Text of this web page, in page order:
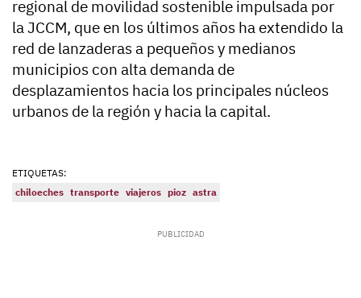
regional de movilidad sostenible impulsada por
la JCCM, que en los últimos años ha extendido la
red de lanzaderas a pequeños y medianos
municipios con alta demanda de
desplazamientos hacia los principales núcleos
urbanos de la región y hacia la capital.
ETIQUETAS:
chiloeches transporte viajeros pioz astra